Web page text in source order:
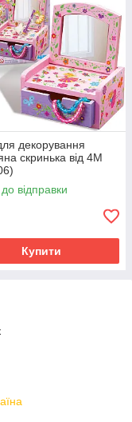
декорування
скринька від 4M
відправки
Купити